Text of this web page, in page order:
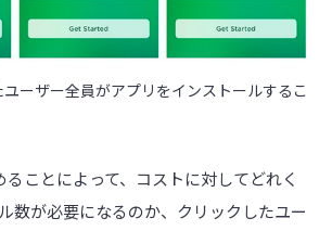
ーザー全員がアプリをインストールするこ
ことによって、コストに対してどれく
数が必要になるのか、クリックしたユー